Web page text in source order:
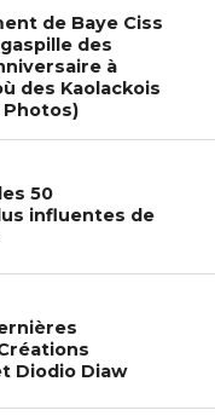
de Baye Ciss
des
à
des Kaolackois
50
influentes de
Diodio Diaw